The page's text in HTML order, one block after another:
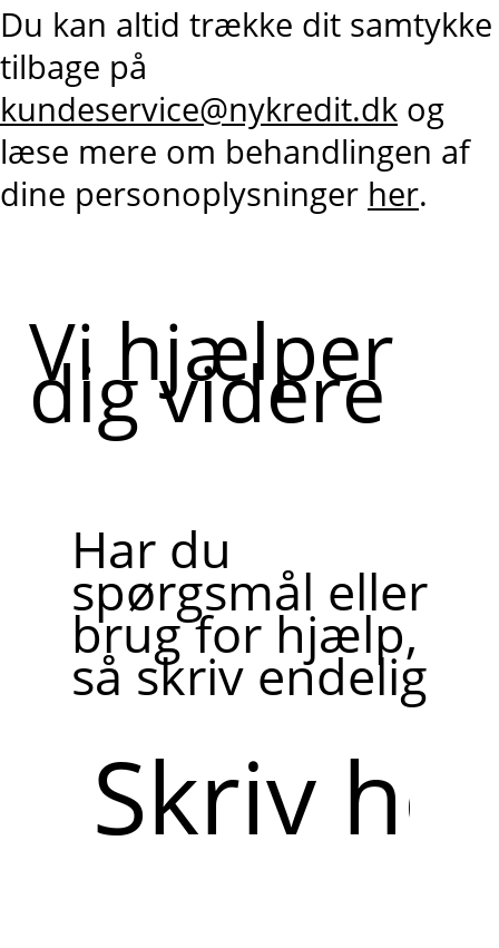
Du kan altid trække dit samtykke
tilbage på
kundeservice@nykredit.dk og
læse mere om behandlingen af
dine personoplysninger her.
Vi hjælper
dig videre
Har du
spørgsmål eller
brug for hjælp,
så skriv endelig
her